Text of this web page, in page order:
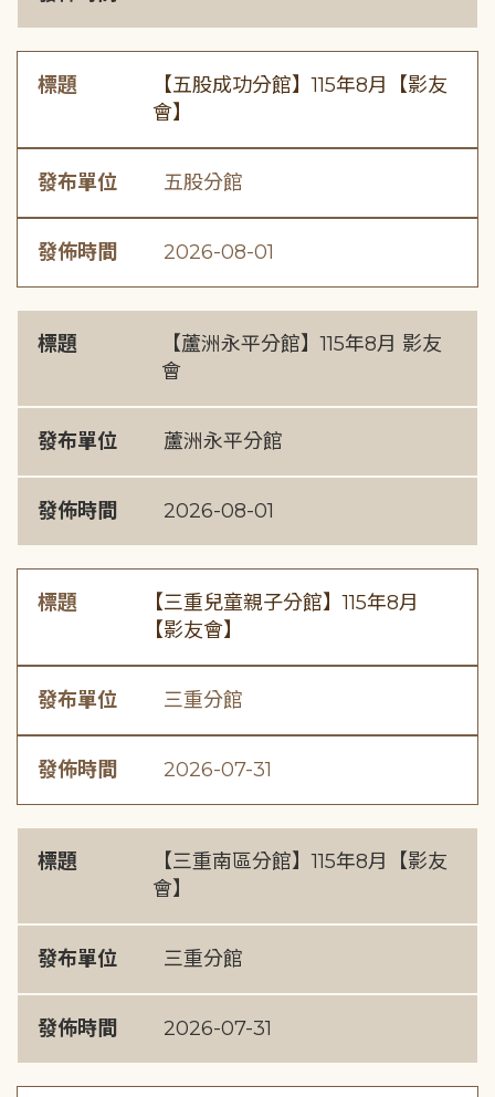
標題
【五股成功分館】115年8月【影友
會】
發布單位 五股分館
發佈時間 2026-08-01
標題
【蘆洲永平分館】115年8月 影友
會
發布單位 蘆洲永平分館
發佈時間 2026-08-01
標題
【三重兒童親子分館】115年8月
【影友會】
發布單位 三重分館
發佈時間 2026-07-31
標題
【三重南區分館】115年8月【影友
會】
發布單位 三重分館
發佈時間 2026-07-31